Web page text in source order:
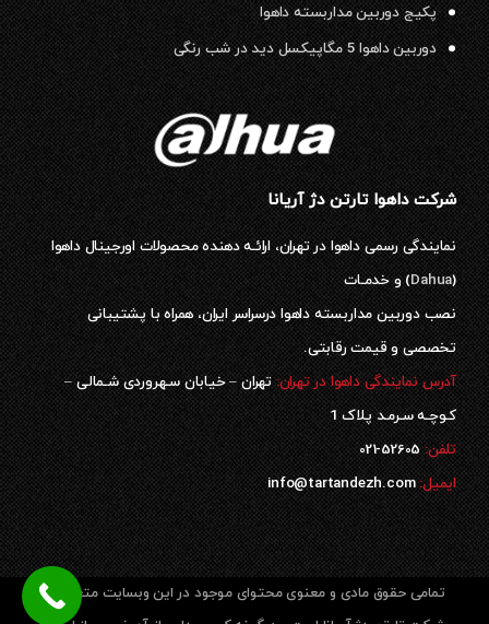
پکیج دوربین مداربسته داهوا
دوربین داهوا 5 مگاپیکسل دید در شب رنگی
شرکت داهوا تارتن دژ آریانا
نمایندگی رسمی داهوا در تهران، ارائـه دهنده محصولات اورجینال داهوا
(
Dahua) و خدمـات
نصب دوربین مداربسته داهوا درسراسر ایران، همراه با پشتیبانی
تخصصی و قیمت رقابتی.
آدرس نمایندگی داهوا در تهران:تهران – خیابان سـهروردی شـمالی –
کـوچـه سـرمـد پلاک 1
تلفن:52605-021
ایمیل:info@tartandezh.com
تمامی حقوق مادی و معنوی محتوای موجود در این وبسایت متعلق به